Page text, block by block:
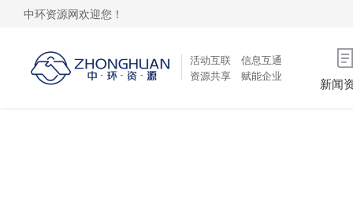
中环资源网欢迎您！
活动互联 信息互通
资源共享 赋能企业
新闻